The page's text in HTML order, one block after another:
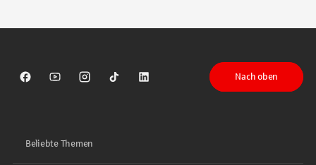
Sparkasse auf Facebook
Sparkasse auf Youtube
Sparkasse auf Instagram
Sparkasse auf TikTok
Sparkasse auf LinkedIn
Nach oben
Beliebte Themen